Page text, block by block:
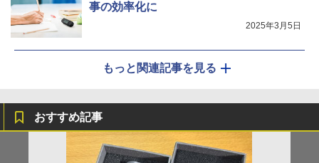
事の効率化に
2025年3月5日
もっと関連記事を見る
おすすめ記事